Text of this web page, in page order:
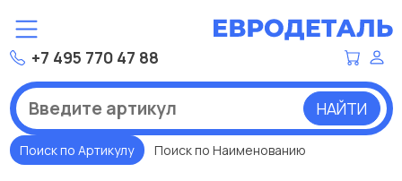
+7 495 770 47 88
НАЙТИ
Поиск по Артикулу Поиск по Наименованию